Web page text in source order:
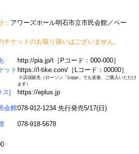
： アワーズホール明石市立市民会館／ペー
チケットのお取り扱いはございません。
http://pia.jp/t ［Pコード：000-000］
ット https://l-tike.com/［Lコード：00000］
※店頭販売（ローソン「Loppi」でも直接、ご購入いただけ
ます）
ス) https://eplus.jp
会館078-912-1234 先行発売5/17(日)
078-918-5678